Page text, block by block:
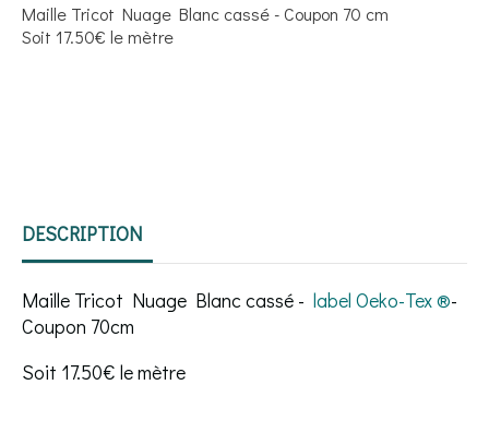
Maille Tricot Nuage Blanc cassé - Coupon 70 cm
Soit 17.50€ le mètre
DESCRIPTION
Maille Tricot Nuage Blanc cassé - label Oeko-Tex ®️-
Coupon 70cm
Soit 17.50€ le mètre